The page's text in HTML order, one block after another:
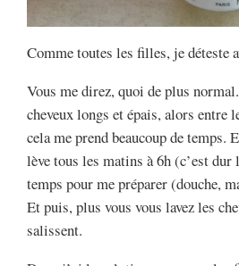
Comme toutes les filles, je déteste
Vous me direz, quoi de plus
cheveux longs et épais, alors entre
cela me prend beaucoup de temps.
lève tous les matins à 6h (c’est dur
temps pour me préparer (douche,
Et puis, plus vous vous lavez les
salissent.